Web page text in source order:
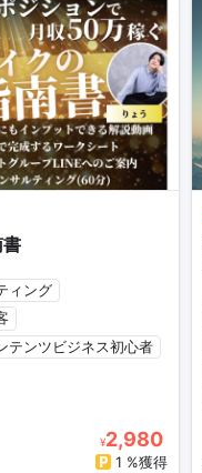
ィング
テンツビジネス初心者
¥2,980
1 %獲得